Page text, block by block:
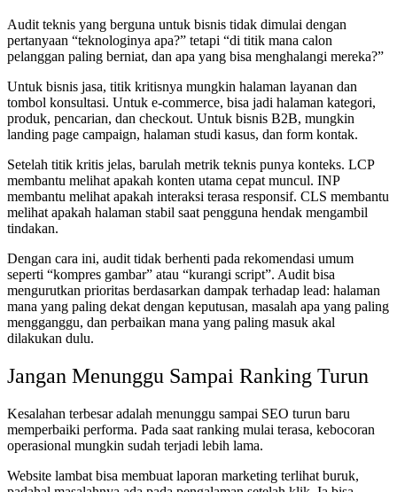
Audit teknis yang berguna untuk bisnis tidak dimulai dengan
pertanyaan “teknologinya apa?” tetapi “di titik mana calon
pelanggan paling berniat, dan apa yang bisa menghalangi mereka?”
Untuk bisnis jasa, titik kritisnya mungkin halaman layanan dan
tombol konsultasi. Untuk e-commerce, bisa jadi halaman kategori,
produk, pencarian, dan checkout. Untuk bisnis B2B, mungkin
landing page campaign, halaman studi kasus, dan form kontak.
Setelah titik kritis jelas, barulah metrik teknis punya konteks. LCP
membantu melihat apakah konten utama cepat muncul. INP
membantu melihat apakah interaksi terasa responsif. CLS membantu
melihat apakah halaman stabil saat pengguna hendak mengambil
tindakan.
Dengan cara ini, audit tidak berhenti pada rekomendasi umum
seperti “kompres gambar” atau “kurangi script”. Audit bisa
mengurutkan prioritas berdasarkan dampak terhadap lead: halaman
mana yang paling dekat dengan keputusan, masalah apa yang paling
mengganggu, dan perbaikan mana yang paling masuk akal
dilakukan dulu.
Jangan Menunggu Sampai Ranking Turun
Kesalahan terbesar adalah menunggu sampai SEO turun baru
memperbaiki performa. Pada saat ranking mulai terasa, kebocoran
operasional mungkin sudah terjadi lebih lama.
Website lambat bisa membuat laporan marketing terlihat buruk,